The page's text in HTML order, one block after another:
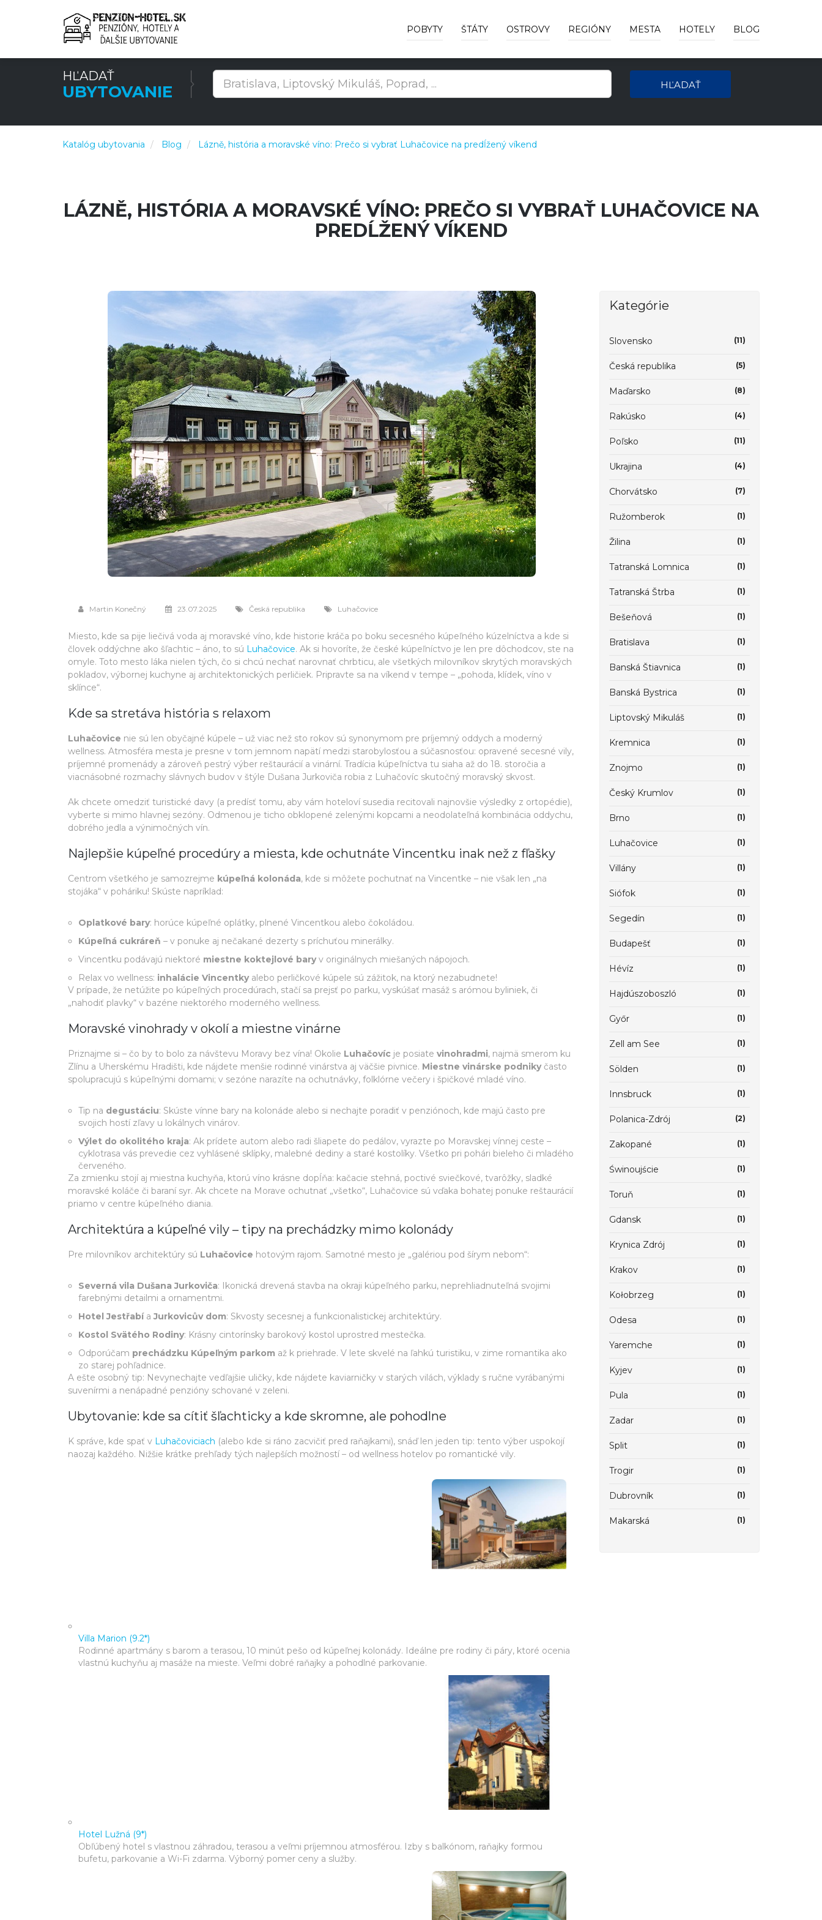
POBYTY ŠTÁTY OSTROVY REGIÓNY MESTA HOTELY BLOG
HĽADAŤ
UBYTOVANIE HĽADAŤ
Katalóg ubytovania Blog Lázně, história a moravské víno: Prečo si vybrať Luhačovice na predĺžený víkend
LÁZNĚ, HISTÓRIA A MORAVSKÉ VÍNO: PREČO SI VYBRAŤ LUHAČOVICE NA
PREDĹŽENÝ VÍKEND
Kategórie
Slovensko (11)
Česká republika (5)
Maďarsko (8)
Rakúsko (4)
Poľsko (11)
Ukrajina (4)
Chorvátsko (7)
Ružomberok (1)
Žilina (1)
Tatranská Lomnica (1)
Tatranská Štrba (1)
Bešeňová (1)
Bratislava (1)
Banská Štiavnica (1)
Banská Bystrica (1)
Liptovský Mikuláš (1)
Kremnica (1)
Znojmo (1)
Český Krumlov (1)
Brno (1)
Luhačovice (1)
Villány (1)
Siófok (1)
Segedín (1)
Budapešť (1)
Hévíz (1)
Hajdúszoboszló (1)
Győr (1)
Zell am See (1)
Sölden (1)
Innsbruck (1)
Polanica-Zdrój (2)
Zakopané (1)
Świnoujście (1)
Toruň (1)
Gdansk (1)
Krynica Zdrój (1)
Krakov (1)
Kołobrzeg (1)
Odesa (1)
Yaremche (1)
Kyjev (1)
Pula (1)
Zadar (1)
Split (1)
Trogir (1)
Dubrovník (1)
Makarská (1)
Martin Konečný 23.07.2025 Česká republika Luhačovice
Miesto, kde sa pije liečivá voda aj moravské víno, kde historie kráča po boku secesného kúpeľného kúzelníctva a kde si
človek oddýchne ako šľachtic – áno, to sú Luhačovice. Ak si hovoríte, že české kúpeľníctvo je len pre dôchodcov, ste na
omyle. Toto mesto láka nielen tých, čo si chcú nechať narovnať chrbticu, ale všetkých milovníkov skrytých moravských
pokladov, výbornej kuchyne aj architektonických perličiek. Pripravte sa na víkend v tempe – „pohoda, klídek, víno v
sklínce“.
Kde sa stretáva história s relaxom
Luhačovice nie sú len obyčajné kúpele – už viac než sto rokov sú synonymom pre príjemný oddych a moderný
wellness. Atmosféra mesta je presne v tom jemnom napätí medzi starobylosťou a súčasnosťou: opravené secesné vily,
príjemné promenády a zároveň pestrý výber reštaurácií a vinární. Tradícia kúpeľníctva tu siaha až do 18. storočia a
viacnásobné rozmachy slávnych budov v štýle Dušana Jurkoviča robia z Luhačovíc skutočný moravský skvost.
Ak chcete omedziť turistické davy (a predísť tomu, aby vám hoteloví susedia recitovali najnovšie výsledky z ortopédie),
vyberte si mimo hlavnej sezóny. Odmenou je ticho obklopené zelenými kopcami a neodolateľná kombinácia oddychu,
dobrého jedla a výnimočných vín.
Najlepšie kúpeľné procedúry a miesta, kde ochutnáte Vincentku inak než z fľašky
Centrom všetkého je samozrejme kúpeľná kolonáda, kde si môžete pochutnať na Vincentke – nie však len „na
stojáka“ v poháriku! Skúste napríklad:
Oplatkové bary: horúce kúpeľné oplátky, plnené Vincentkou alebo čokoládou.
Kúpeľná cukráreň – v ponuke aj nečakané dezerty s príchuťou minerálky.
Vincentku podávajú niektoré miestne koktejlové baryv originálnych miešaných nápojoch.
Relax vo wellness: inhalácie Vincentkyalebo perličkové kúpele sú zážitok, na ktorý nezabudnete!
V prípade, že netúžite po kúpeľných procedúrach, stačí sa prejsť po parku, vyskúšať masáž s arómou byliniek, či
„nahodiť plavky“ v bazéne niektorého moderného wellness.
Moravské vinohrady v okolí a miestne vinárne
Priznajme si – čo by to bolo za návštevu Moravy bez vína! Okolie Luhačovíc je posiate vinohradmi, najmä smerom ku
Zlínu a Uherskému Hradišti, kde nájdete menšie rodinné vinárstva aj väčšie pivnice. Miestne vinárske podnikyčasto
spolupracujú s kúpeľnými domami; v sezóne narazíte na ochutnávky, folklórne večery i špičkové mladé víno.
Tip na degustáciu: Skúste vínne bary na kolonáde alebo si nechajte poradiť v penziónoch, kde majú často pre
svojich hostí zľavy u lokálnych vinárov.
Výlet do okolitého kraja: Ak prídete autom alebo radi šliapete do pedálov, vyrazte po Moravskej vínnej ceste –
cyklotrasa vás prevedie cez vyhlásené sklípky, malebné dediny a staré kostolíky. Všetko pri pohári bieleho či mladého
červeného.
Za zmienku stojí aj miestna kuchyňa, ktorú víno krásne dopĺňa: kačacie stehná, poctivé sviečkové, tvarôžky, sladké
moravské koláče či baraní syr. Ak chcete na Morave ochutnať „všetko“, Luhačovice sú vďaka bohatej ponuke reštaurácií
priamo v centre kúpeľného diania.
Architektúra a kúpeľné vily – tipy na prechádzky mimo kolonády
Pre milovníkov architektúry sú Luhačovice hotovým rajom. Samotné mesto je „galériou pod šírym nebom“:
Severná vila Dušana Jurkoviča: Ikonická drevená stavba na okraji kúpeľného parku, neprehliadnuteľná svojimi
farebnými detailmi a ornamentmi.
Hotel JestřabíaJurkovicův dom: Skvosty secesnej a funkcionalistickej architektúry.
Kostol Svätého Rodiny: Krásny cintorínsky barokový kostol uprostred mestečka.
Odporúčam prechádzku Kúpeľným parkom až k priehrade. V lete skvelé na ľahkú turistiku, v zime romantika ako
zo starej pohľadnice.
A ešte osobný tip: Nevynechajte vedľajšie uličky, kde nájdete kaviarničky v starých vilách, výklady s ručne vyrábanými
suvenírmi a nenápadné penzióny schované v zeleni.
Ubytovanie: kde sa cítiť šľachticky a kde skromne, ale pohodlne
K správe, kde spať v Luhačoviciach (alebo kde si ráno zacvičiť pred raňajkami), snáď len jeden tip: tento výber uspokojí
naozaj každého. Nižšie krátke prehľady tých najlepších možností – od wellness hotelov po romantické vily.
Villa Marion (9.2*)
Rodinné apartmány s barom a terasou, 10 minút pešo od kúpeľnej kolonády. Ideálne pre rodiny či páry, ktoré ocenia
vlastnú kuchyňu aj masáže na mieste. Veľmi dobré raňajky a pohodlné parkovanie.
Hotel Lužná (9*)
Obľúbený hotel s vlastnou záhradou, terasou a veľmi príjemnou atmosférou. Izby s balkónom, raňajky formou
bufetu, parkovanie a Wi-Fi zdarma. Výborný pomer ceny a služby.